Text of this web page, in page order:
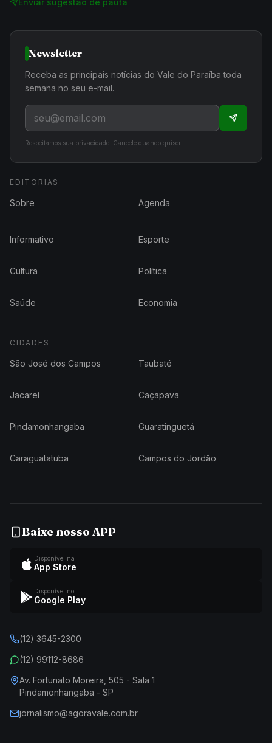
Enviar sugestão de pauta
Newsletter
Receba as principais notícias do Vale do Paraíba toda
semana no seu e-mail.
Respeitamos sua privacidade. Cancele quando quiser.
EDITORIAS
Sobre Agenda
Informativo Esporte
Cultura Política
Saúde Economia
CIDADES
São José dos Campos Taubaté
Jacareí Caçapava
Pindamonhangaba Guaratinguetá
Caraguatatuba Campos do Jordão
Baixe nosso APP
Disponível na
App Store
Disponível no
Google Play
(12) 3645-2300
(12) 99112-8686
Av. Fortunato Moreira, 505 - Sala 1
Pindamonhangaba - SP
jornalismo@agoravale.com.br